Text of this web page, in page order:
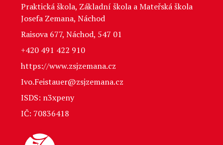
Praktická škola, Základní škola a Mateřská škola
Josefa Zemana, Náchod
Raisova 677, Náchod, 547 01
+420 491 422 910
https://www.zsjzemana.cz
Ivo.Feistauer@zsjzemana.cz
ISDS: n3xpeny
IČ: 70836418